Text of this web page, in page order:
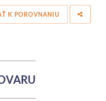
K POROVNANIU